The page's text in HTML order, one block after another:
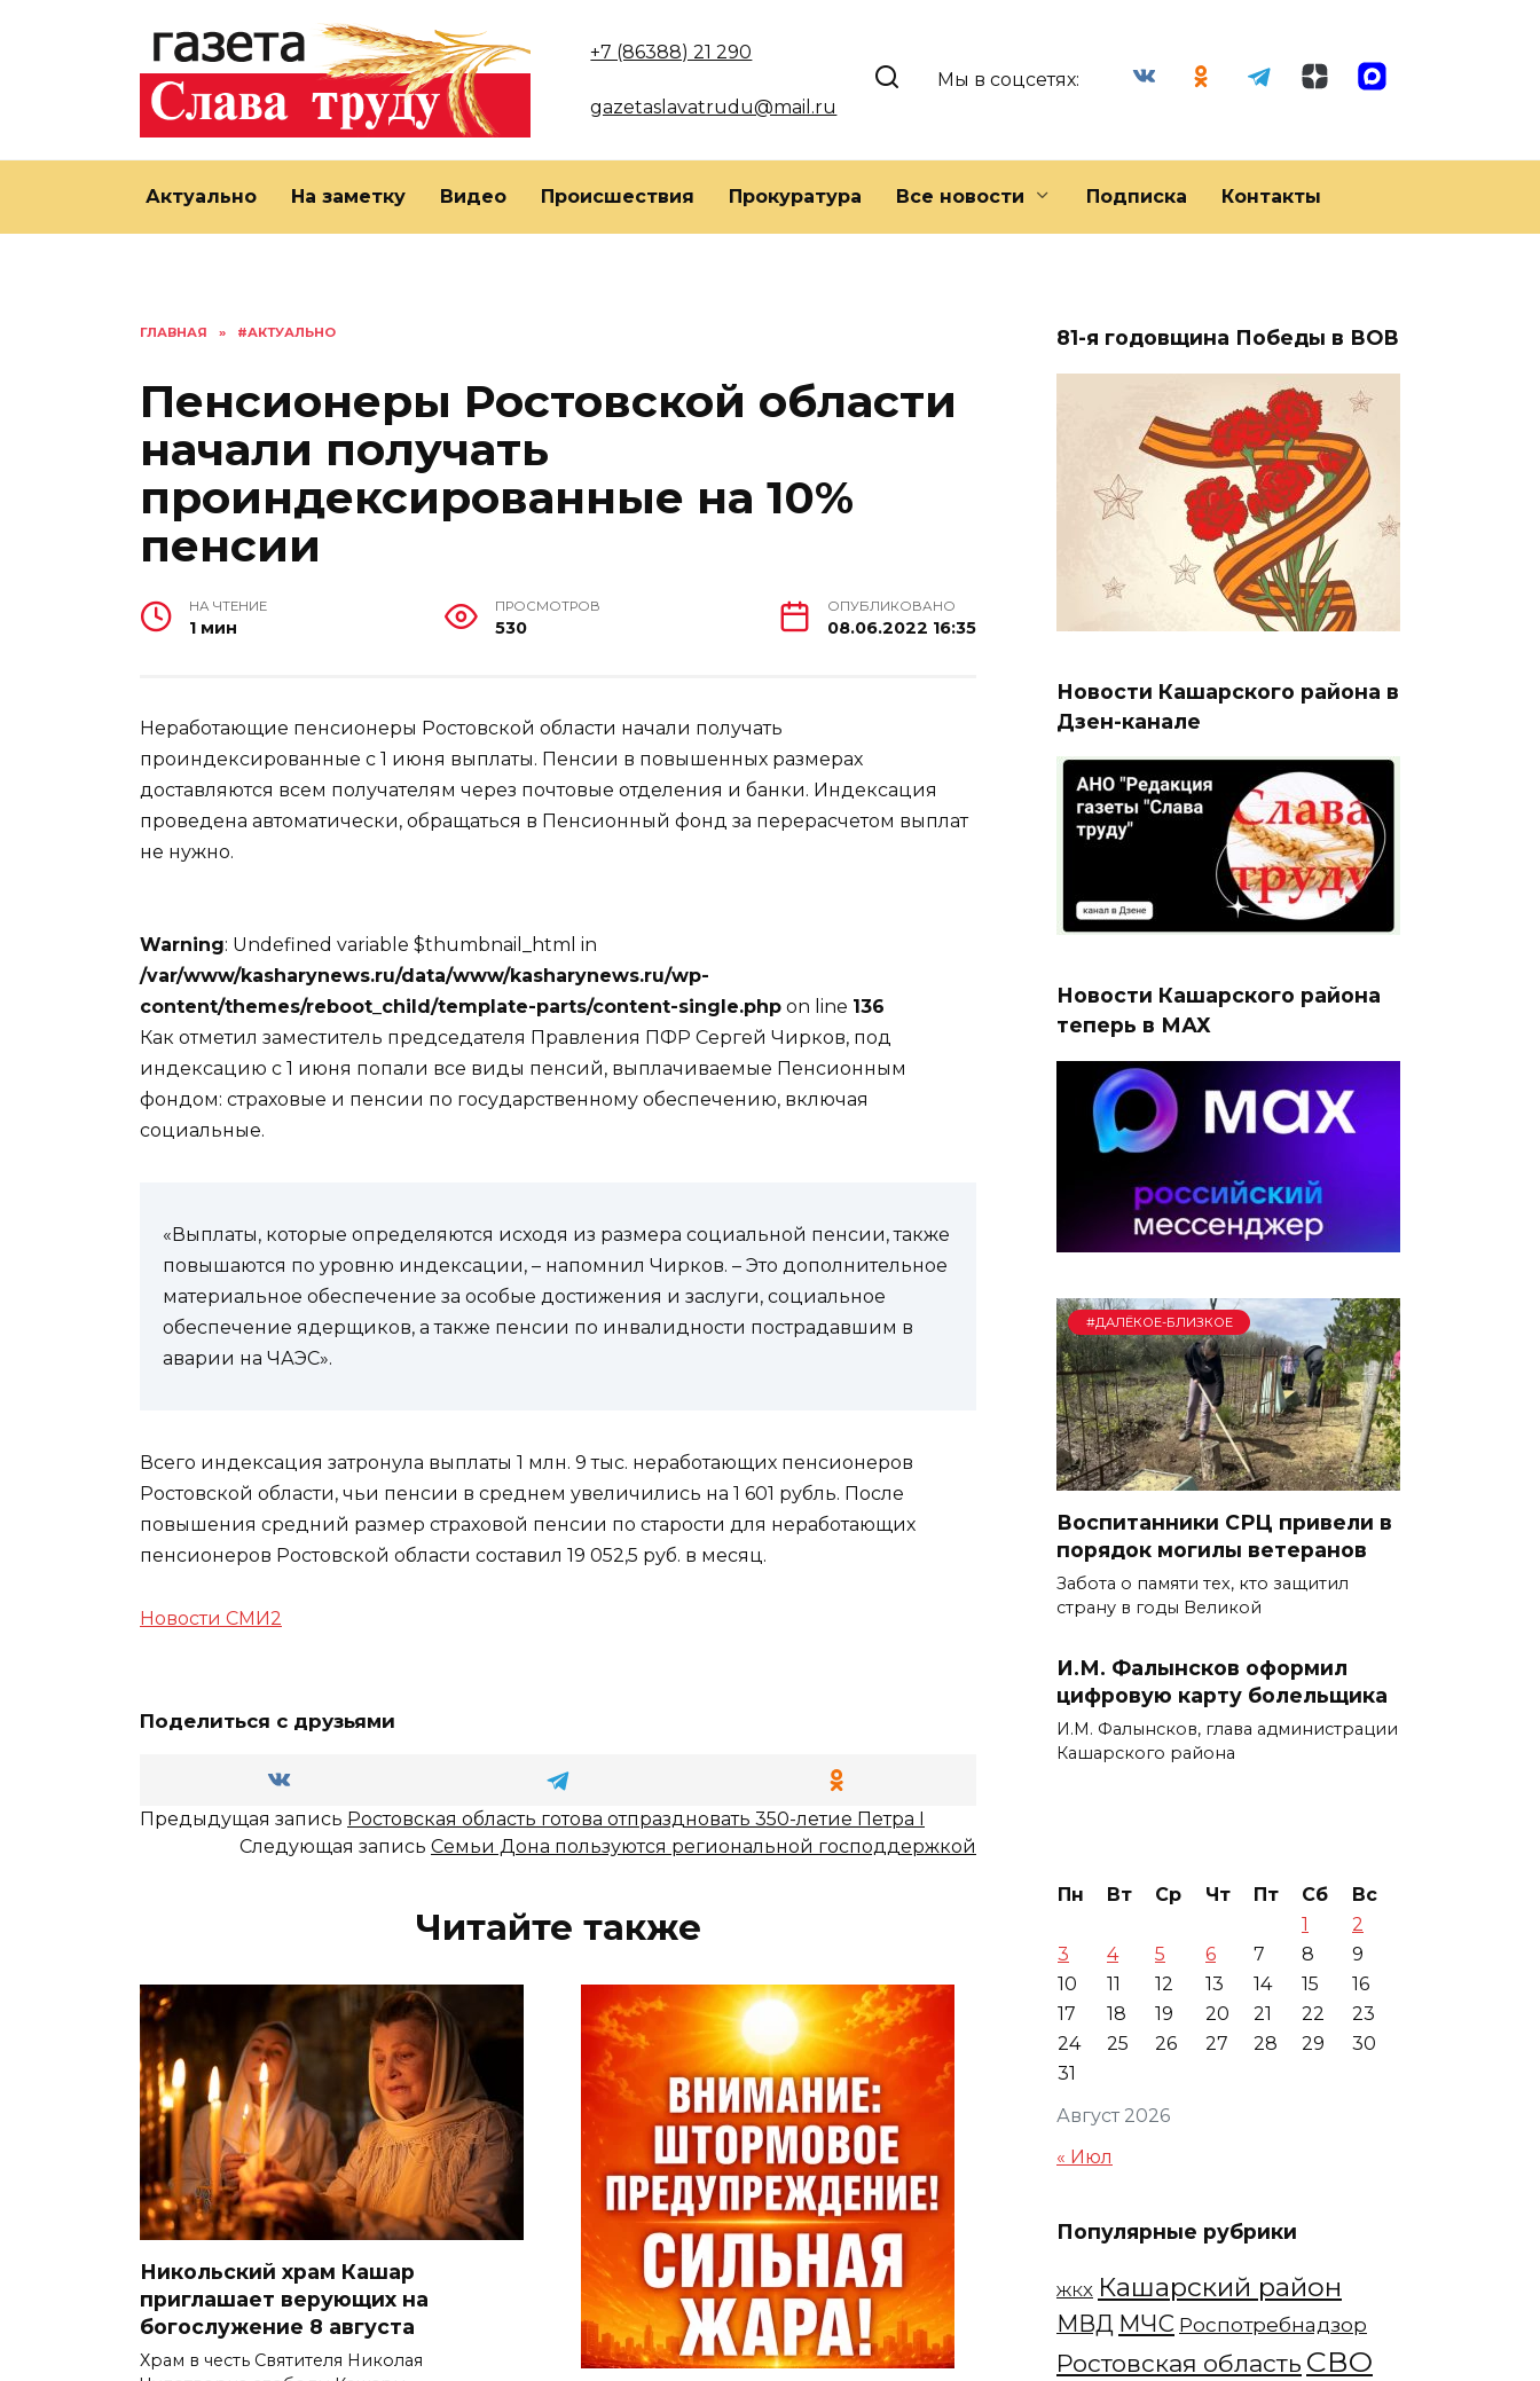
+7 (86388) 21 290
gazetaslavatrudu@mail.ru
Мы в соцсетях:
Актуально На заметку Видео Происшествия Прокуратура Все новости Подписка Контакты
ГЛАВНАЯ » #АКТУАЛЬНО
Пенсионеры Ростовской области
начали получать
проиндексированные на 10%
пенсии
НА ЧТЕНИЕ
1 мин
ПРОСМОТРОВ
530
ОПУБЛИКОВАНО
08.06.2022 16:35
Неработающие пенсионеры Ростовской области начали получать
проиндексированные с 1 июня выплаты. Пенсии в повышенных размерах
доставляются всем получателям через почтовые отделения и банки. Индексация
проведена автоматически, обращаться в Пенсионный фонд за перерасчетом выплат
не нужно.
Warning: Undefined variable $thumbnail_html in
/var/www/kasharynews.ru/data/www/kasharynews.ru/wp-
content/themes/reboot_child/template-parts/content-single.php on line 136
Как отметил заместитель председателя Правления ПФР Сергей Чирков, под
индексацию с 1 июня попали все виды пенсий, выплачиваемые Пенсионным
фондом: страховые и пенсии по государственному обеспечению, включая
социальные.
«Выплаты, которые определяются исходя из размера социальной пенсии, также
повышаются по уровню индексации, – напомнил Чирков. – Это дополнительное
материальное обеспечение за особые достижения и заслуги, социальное
обеспечение ядерщиков, а также пенсии по инвалидности пострадавшим в
аварии на ЧАЭС».
Всего индексация затронула выплаты 1 млн. 9 тыс. неработающих пенсионеров
Ростовской области, чьи пенсии в среднем увеличились на 1 601 рубль. После
повышения средний размер страховой пенсии по старости для неработающих
пенсионеров Ростовской области составил 19 052,5 руб. в месяц.
Новости СМИ2
Поделиться с друзьями
Предыдущая запись Ростовская область готова отпраздновать 350-летие Петра I
Следующая запись Семьи Дона пользуются региональной господдержкой
Читайте также
Никольский храм Кашар
приглашает верующих на
богослужение 8 августа
Храм в честь Святителя Николая
81-я годовщина Победы в ВОВ
Новости Кашарского района в
Дзен-канале
Новости Кашарского района
теперь в МАХ
#ДАЛЁКОЕ-БЛИЗКОЕ
Воспитанники СРЦ привели в
порядок могилы ветеранов
Забота о памяти тех, кто защитил
страну в годы Великой
И.М. Фалынсков оформил
цифровую карту болельщика
И.М. Фалынсков, глава администрации
Кашарского района
Август 2026
Пн Вт Ср Чт Пт Сб
Вс
1
2
3
4 5 6 7 8
9
10
11 12 13 14 15
16
17
18 19 20 21 22
23
24
25 26 27 28 29
30
31
« Июл
Популярные рубрики
ЖКХ Кашарский район
МВД МЧС Роспотребнадзор
Ростовская область СВО